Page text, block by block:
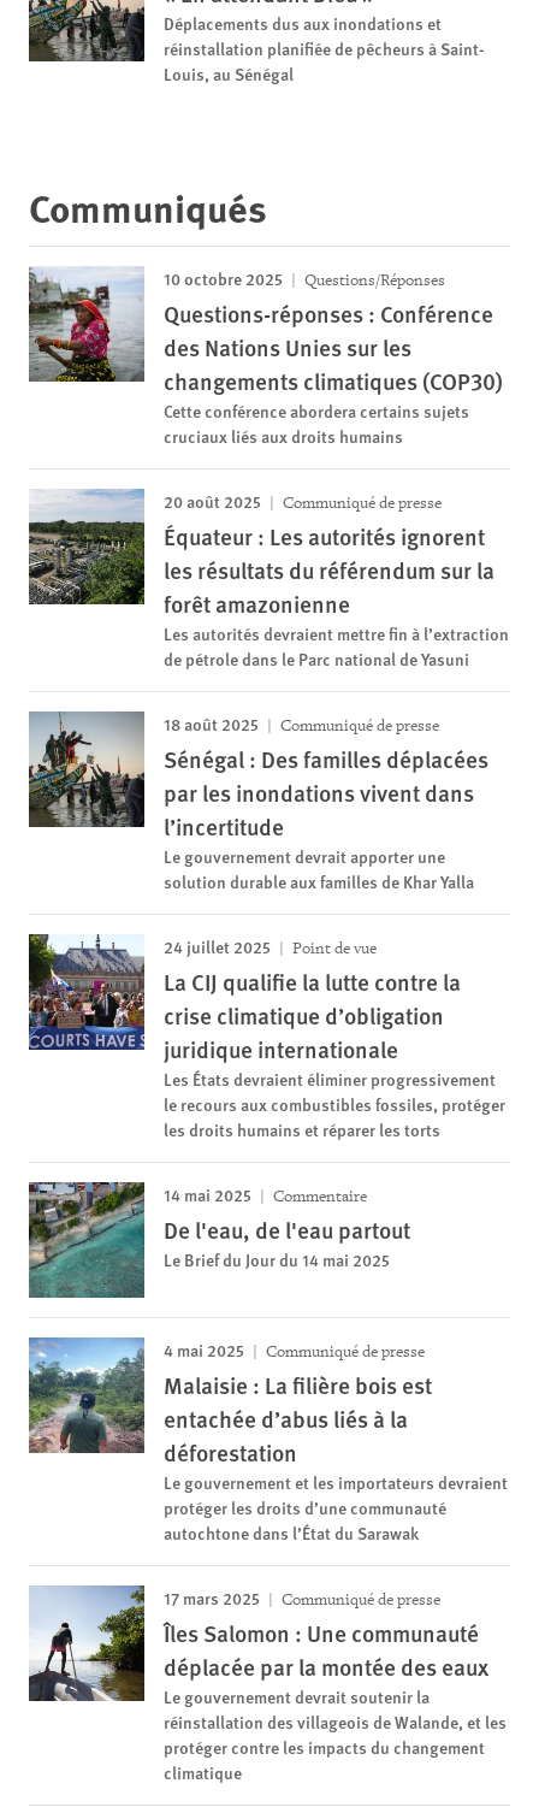
Déplacements dus aux inondations et
réinstallation planifiée de pêcheurs à Saint-
Louis, au Sénégal
Communiqués
10 octobre 2025 Questions/Réponses
Questions-réponses : Conférence
des Nations Unies sur les
changements climatiques (COP30)
Cette conférence abordera certains sujets
cruciaux liés aux droits humains
20 août 2025 Communiqué de presse
Équateur : Les autorités ignorent
les résultats du référendum sur la
forêt amazonienne
Les autorités devraient mettre fin à l’extraction
de pétrole dans le Parc national de Yasuni
18 août 2025 Communiqué de presse
Sénégal : Des familles déplacées
par les inondations vivent dans
l’incertitude
Le gouvernement devrait apporter une
solution durable aux familles de Khar Yalla
24 juillet 2025 Point de vue
La CIJ qualifie la lutte contre la
crise climatique d’obligation
juridique internationale
Les États devraient éliminer progressivement
le recours aux combustibles fossiles, protéger
les droits humains et réparer les torts
14 mai 2025 Commentaire
De l'eau, de l'eau partout
Le Brief du Jour du 14 mai 2025
4 mai 2025 Communiqué de presse
Malaisie : La filière bois est
entachée d’abus liés à la
déforestation
Le gouvernement et les importateurs devraient
protéger les droits d’une communauté
autochtone dans l’État du Sarawak
17 mars 2025 Communiqué de presse
Îles Salomon : Une communauté
déplacée par la montée des eaux
Le gouvernement devrait soutenir la
réinstallation des villageois de Walande, et les
protéger contre les impacts du changement
climatique